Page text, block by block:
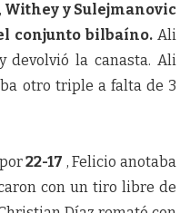
Withey y Sulejmanovic
conjunto bilbaíno.Ali
devolvió la canasta. Ali
otro triple a falta de 3
por22-17 , Felicio anotaba
con un tiro libre de